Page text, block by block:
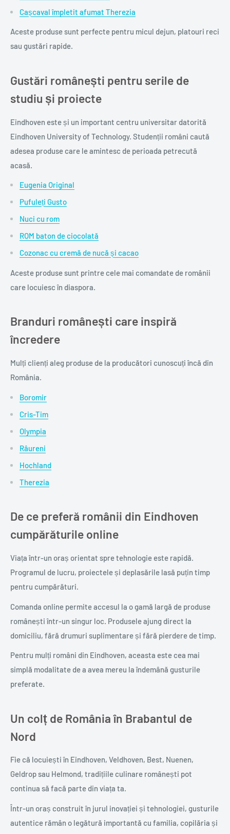
Cașcaval împletit afumat Therezia
Aceste produse sunt perfecte pentru micul dejun, platouri reci
sau gustări rapide.
Gustări românești pentru serile de
studiu și proiecte
Eindhoven este și un important centru universitar datorită
Eindhoven University of Technology. Studenții români caută
adesea produse care le amintesc de perioada petrecută
acasă.
Eugenia Original
Pufuleți Gusto
Nuci cu rom
ROM baton de ciocolată
Cozonac cu cremă de nucă și cacao
Aceste produse sunt printre cele mai comandate de românii
care locuiesc în diaspora.
Branduri românești care inspiră
încredere
Mulți clienți aleg produse de la producători cunoscuți încă din
România.
Boromir
Cris-Tim
Olympia
Râureni
Hochland
Therezia
De ce preferă românii din Eindhoven
cumpărăturile online
Viața într-un oraș orientat spre tehnologie este rapidă.
Programul de lucru, proiectele și deplasările lasă puțin timp
pentru cumpărături.
Comanda online permite accesul la o gamă largă de produse
românești într-un singur loc. Produsele ajung direct la
domiciliu, fără drumuri suplimentare și fără pierdere de timp.
Pentru mulți români din Eindhoven, aceasta este cea mai
simplă modalitate de a avea mereu la îndemână gusturile
preferate.
Un colț de România în Brabantul de
Nord
Fie că locuiești în Eindhoven, Veldhoven, Best, Nuenen,
Geldrop sau Helmond, tradițiile culinare românești pot
continua să facă parte din viața ta.
Într-un oraș construit în jurul inovației și tehnologiei, gusturile
autentice rămân o legătură importantă cu familia, copilăria și